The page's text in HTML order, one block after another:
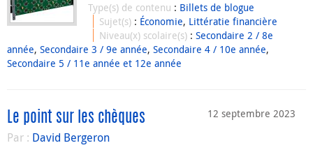
Type(s) de contenu : Billets de blogue
Sujet(s) : Économie, Littératie financière
Niveau(x) scolaire(s) :Secondaire 2 / 8e
année, Secondaire 3 / 9e année, Secondaire 4 / 10e année,
Secondaire 5 / 11e année et 12e année
12 septembre 2023
Le point sur les chèques
Par : David Bergeron